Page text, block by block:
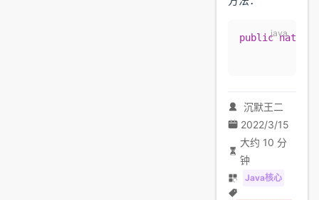
public native
沉默王二
2022/3/15
大约 10 分
钟
Java核心